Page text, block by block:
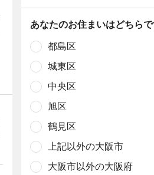
あなたのお住まいはどちらで
都島区
城東区
中央区
旭区
鶴見区
上記以外の大阪市
大阪市以外の大阪府